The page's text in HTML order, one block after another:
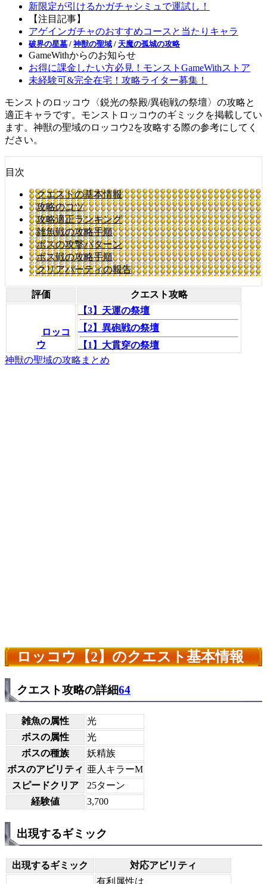
新限定が引けるかガチャシミュで運試し！
【注目記事】
アゲインガチャのおすすめコースと当たりキャラ
破界の星墓 / 神獣の聖域 / 天魔の孤城の攻略
GameWithからのお知らせ
お得に課金したい方必見！モンストGameWithストア
未経験可&完全在宅！攻略ライター募集！
モンストのロッコウ〈鋭光の祭殿/異砲戦の祭壇〉の攻略と
適正キャラです。モンストロッコウのギミックを掲載してい
ます。神獣の聖域のロッコウ2を攻略する際の参考にしてく
ださい。
目次
クエストの基本情報
攻略のコツ
攻略適正ランキング
雑魚戦の攻略手順
ボスの攻撃パターン
ボス戦の攻略手順
クリアパーティの報告
評価 クエスト攻略
ロッコ
ウ
【3】天運の祭壇
【2】異砲戦の祭壇
【1】大貫穿の祭壇
神獣の聖域の攻略まとめ
ロッコウ【2】のクエスト基本情報
クエスト攻略の詳細64
雑魚の属性
光
ボスの属性
光
ボスの種族
妖精族
ボスのアビリティ 亜人キラーM
スピードクリア
25ターン
経験値
3,700
出現するギミック
出現するギミック
対応アビリティ
有利属性は